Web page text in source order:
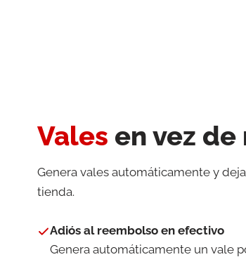
Vales en vez
Genera vales automáticamente y
tienda.
Adiós al reembolso en efectivo
Genera automáticamente un vale